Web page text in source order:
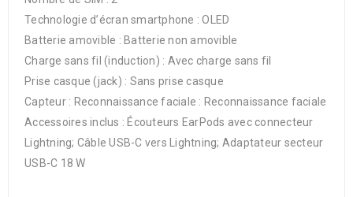
Technologie d’écran smartphone : OLED
Batterie amovible : Batterie non amovible
Charge sans fil (induction) : Avec charge sans fil
Prise casque (jack) : Sans prise casque
Capteur : Reconnaissance faciale : Reconnaissance faciale
Accessoires inclus : Écouteurs EarPods avec connecteur
Lightning; Câble USB-C vers Lightning; Adaptateur secteur
USB-C 18 W